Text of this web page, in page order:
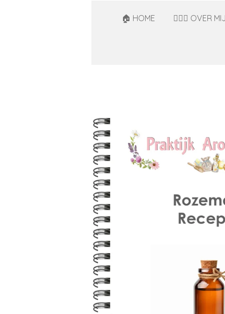
🏠 HOME 🙋🏻‍♀️ OVER MIJ